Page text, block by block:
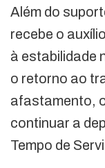
Além do
recebe o
à estabilidade
o retorno ao
afastamento,
continuar a
Tempo de